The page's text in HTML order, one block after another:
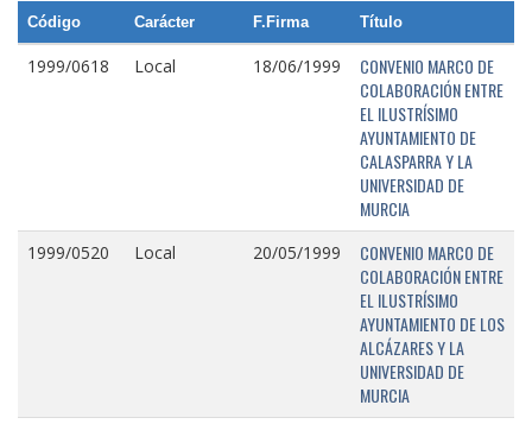
Código Carácter F.Firma Título
1999/0618 Local 18/06/1999
CONVENIO MARCO DE
COLABORACIÓN ENTRE
EL ILUSTRÍSIMO
AYUNTAMIENTO DE
CALASPARRA Y LA
UNIVERSIDAD DE
MURCIA
1999/0520 Local 20/05/1999
CONVENIO MARCO DE
COLABORACIÓN ENTRE
EL ILUSTRÍSIMO
AYUNTAMIENTO DE LOS
ALCÁZARES Y LA
UNIVERSIDAD DE
MURCIA